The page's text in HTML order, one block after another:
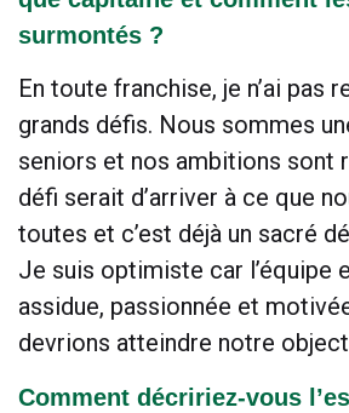
surmontés ?
En toute franchise, je n’ai pas
grands défis. Nous sommes
seniors et nos ambitions sont
défi serait d’arriver à ce que
toutes et c’est déjà un sacré
Je suis optimiste car l’équipe
assidue, passionnée et
devrions atteindre notre
Comment décririez-vous